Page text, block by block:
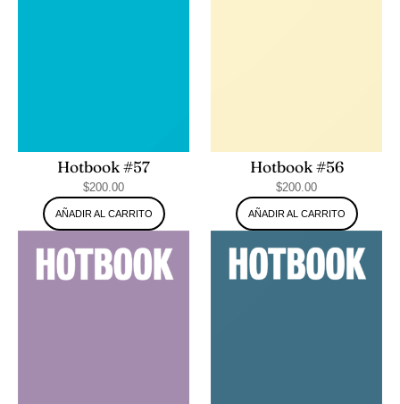
Hotbook #57
$200.00
AÑADIR AL CARRITO
Hotbook #56
$200.00
AÑADIR AL CARRITO